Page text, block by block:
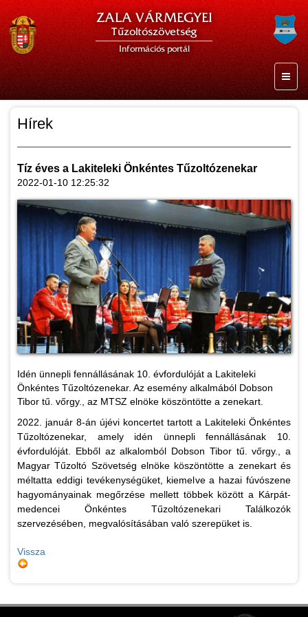
ZALA VÁRMEGYEI
Tűzoltószövetség
Információs portál
Hírek
Tíz éves a Lakiteleki Önkéntes Tűzoltózenekar
2022-01-10 12:25:32
Idén ünnepli fennállásának 10. évfordulóját a Lakiteleki
Önkéntes Tűzoltózenekar. Az esemény alkalmából Dobson
Tibor tű. vőrgy., az MTSZ elnöke köszöntötte a zenekart.
2022. január 8-án újévi koncertet tartott a Lakiteleki Önkéntes
Tűzoltózenekar, amely idén ünnepli fennállásának 10.
évfordulóját. Ebből az alkalomból Dobson Tibor tű. vőrgy., a
Magyar Tűzoltó Szövetség elnöke köszöntötte a zenekart és
méltatta eddigi tevékenységüket, kiemelve a hazai fúvószene
hagyományainak megőrzése mellett többek között a Kárpát-
medencei Önkéntes Tűzoltózenekari Találkozók
szervezésében, megvalósításában való szerepüket is.
Vissza